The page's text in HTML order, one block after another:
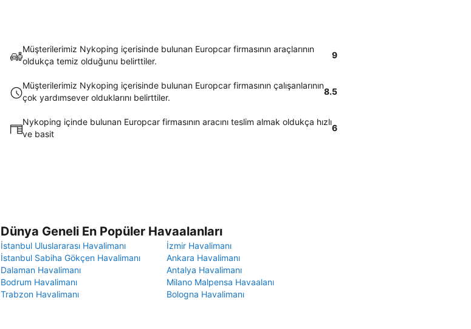
Müşterilerimiz Nykoping içerisinde bulunan Europcar firmasının araçlarının
oldukça temiz olduğunu belirttiler.
9
Müşterilerimiz Nykoping içerisinde bulunan Europcar firmasının çalışanlarının
çok yardımsever olduklarını belirttiler.
8.5
Nykoping içinde bulunan Europcar firmasının aracını teslim almak oldukça hızlı
ve basit
6
Dünya Geneli En Popüler Havaalanları
İstanbul Uluslararası Havalimanı
İzmir Havalimanı
İstanbul Sabiha Gökçen Havalimanı
Ankara Havalimanı
Dalaman Havalimanı
Antalya Havalimanı
Bodrum Havalimanı
Milano Malpensa Havaalanı
Trabzon Havalimanı
Bologna Havalimanı